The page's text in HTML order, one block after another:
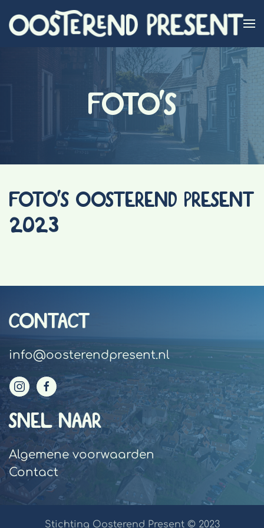
Skip to main content
FOTO'S
FOTO'S OOSTEREND PRESENT
2023
CONTACT
info@oosterendpresent.nl
SNEL NAAR
Algemene voorwaarden
Contact
Stichting Oosterend Present © 2023